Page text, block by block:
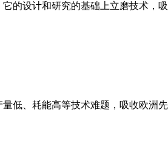
的设计和研究的基础上立磨技术
低、耗能高等技术难题，吸收欧